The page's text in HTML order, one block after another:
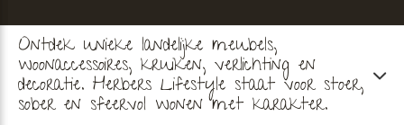
Ontdek unieke landelijke meubels,
woonaccessoires, kruiken, verlichting en
decoratie. Herbers Lifestyle staat voor stoer,
sober en sfeervol wonen met karakter.